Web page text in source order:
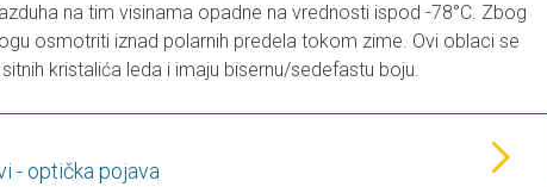
na tim visinama opadne na vrednosti ispod -78°C. Zbog
osmotriti iznad polarnih predela tokom zime. Ovi oblaci se
kristalića leda i imaju bisernu/sedefastu boju.
- optička pojava